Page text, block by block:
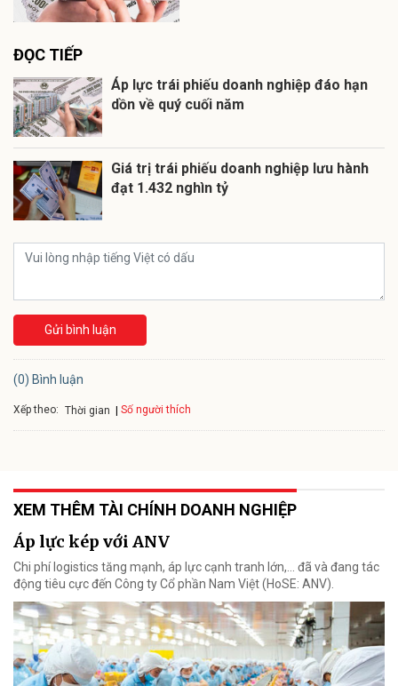
ĐỌC TIẾP
Áp lực trái phiếu doanh nghiệp đáo hạn
dồn về quý cuối năm
Giá trị trái phiếu doanh nghiệp lưu hành
đạt 1.432 nghìn tỷ
Gửi bình luận
(0) Bình luận
Xếp theo: Thời gian Số người thích
XEM THÊM TÀI CHÍNH DOANH NGHIỆP
Áp lực kép với ANV
Chi phí logistics tăng mạnh, áp lực cạnh tranh lớn,... đã và đang tác
động tiêu cực đến Công ty Cổ phần Nam Việt (HoSE: ANV).